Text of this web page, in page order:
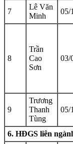
7
Lê Văn
Minh
05/
8
Trần
Cao
Sơn
03/
9
Trương
Thanh
Tùng
05/
6. HĐGS liên